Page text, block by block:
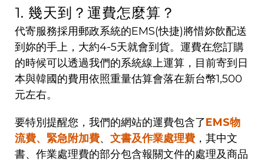
1. 幾天到？運費怎麼算？
代寄服務採用郵政系統的EMS(快捷)將惜妳飲配送
到妳的手上，大約4-5天就會到貨。運費在您訂購
的時候可以透過我們的系統線上運算，目前寄到日
本與韓國的費用依照重量估算會落在新台幣1,500
元左右。
要特別提醒您，我們的網站的運費包含了EMS物
流費、緊急附加費、 文書及作業處理費 ，其中文
書、作業處理費的部分包含報關文件的處理及商品